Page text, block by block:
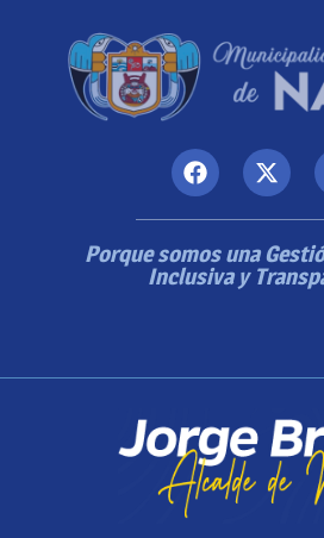
Porque somos una
Inclusiva y